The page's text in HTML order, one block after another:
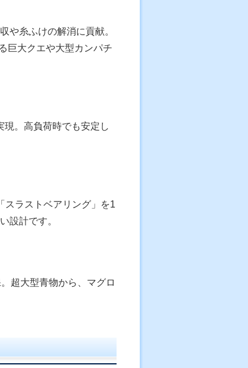
や糸ふけの解消に貢献。
巨大クエや大型カンパチ
現。高負荷時でも安定し
スラストベアリング」を1
設計です。
超大型青物から、マグロ